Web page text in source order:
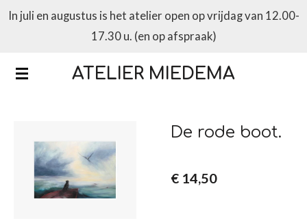
Ga
de
ATELIER MIEDEMA
In juli en augustus is het atelier open op vrijdag van 12.00-
17.30 u. (en op afspraak)
De rode boot.
€ 14,50